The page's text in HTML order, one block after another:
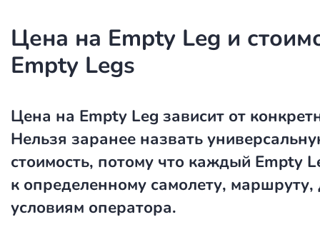
Цена на Empty Leg и
Empty Legs
Цена на Empty Leg зависит от
Нельзя заранее назвать
стоимость, потому что каждый Empty
к определенному самолету, маршруту,
условиям оператора.